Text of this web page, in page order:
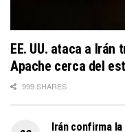
EE. UU. ataca a Irán
Apache cerca del
999 SHARES
Irán confirma